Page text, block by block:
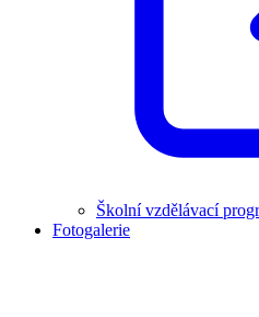
Školní vzdělávací
Fotogalerie